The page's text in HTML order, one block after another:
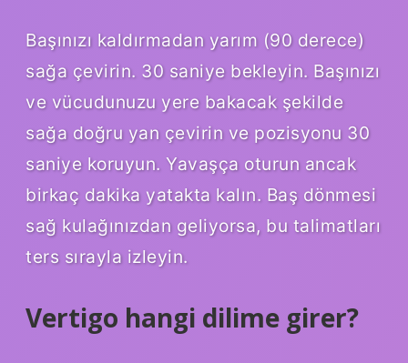
Başınızı kaldırmadan yarım (90 derece)
sağa çevirin. 30 saniye bekleyin. Başınızı
ve vücudunuzu yere bakacak şekilde
sağa doğru yan çevirin ve pozisyonu 30
saniye koruyun. Yavaşça oturun ancak
birkaç dakika yatakta kalın. Baş dönmesi
sağ kulağınızdan geliyorsa, bu talimatları
ters sırayla izleyin.
Vertigo hangi dilime girer?